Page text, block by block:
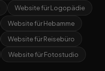
Website für Logopädie
Website für Hebamme
Website für Reisebüro
Website für Fotostudio